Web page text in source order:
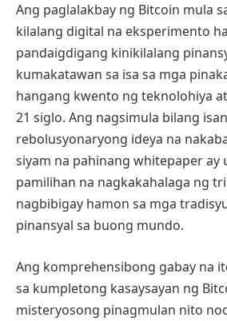
Ang paglalakbay ng Bitcoin mula
kilalang digital na eksperimento
pandaigdigang kinikilalang
kumakatawan sa isa sa mga
hangang kwento ng teknolohiya
21 siglo. Ang nagsimula bilang
rebolusyonaryong ideya na
siyam na pahinang whitepaper ay
pamilihan na nagkakahalaga ng
nagbibigay hamon sa mga
pinansyal sa buong mundo.
Ang komprehensibong gabay na
sa kumpletong kasaysayan ng
misteryosong pinagmulan nito